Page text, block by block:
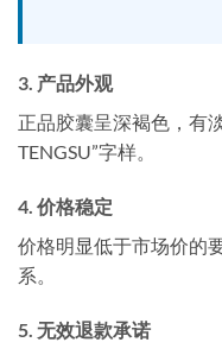
3. 产品外观
正品胶囊呈深褐色，有
TENGSU”字样。
4. 价格稳定
价格明显低于市场价的
系。
5. 无效退款承诺